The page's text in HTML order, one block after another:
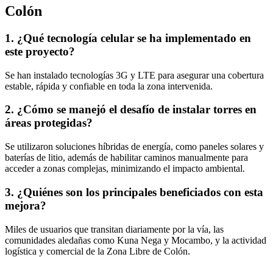
Colón
1. ¿Qué tecnología celular se ha implementado en
este proyecto?
Se han instalado tecnologías 3G y LTE para asegurar una cobertura
estable, rápida y confiable en toda la zona intervenida.
2. ¿Cómo se manejó el desafío de instalar torres en
áreas protegidas?
Se utilizaron soluciones híbridas de energía, como paneles solares y
baterías de litio, además de habilitar caminos manualmente para
acceder a zonas complejas, minimizando el impacto ambiental.
3. ¿Quiénes son los principales beneficiados con esta
mejora?
Miles de usuarios que transitan diariamente por la vía, las
comunidades aledañas como Kuna Nega y Mocambo, y la actividad
logística y comercial de la Zona Libre de Colón.